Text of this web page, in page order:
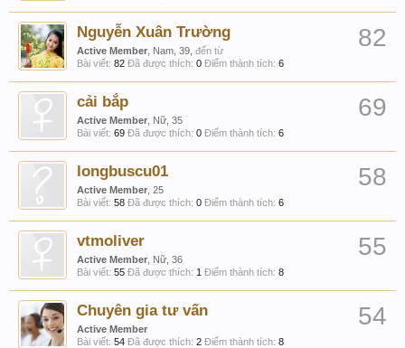
82
Nguyễn Xuân Trường
Active Member , Nam, 39, đến từ
Bài viết: 82 Đã được thích: 0 Điểm thành tích: 6
69
cải bắp
Active Member , Nữ, 35
Bài viết: 69 Đã được thích: 0 Điểm thành tích: 6
58
longbuscu01
Active Member , 25
Bài viết: 58 Đã được thích: 0 Điểm thành tích: 6
55
vtmoliver
Active Member , Nữ, 36
Bài viết: 55 Đã được thích: 1 Điểm thành tích: 8
54
Chuyên gia tư vấn
Active Member
Bài viết: 54 Đã được thích: 2 Điểm thành tích: 8